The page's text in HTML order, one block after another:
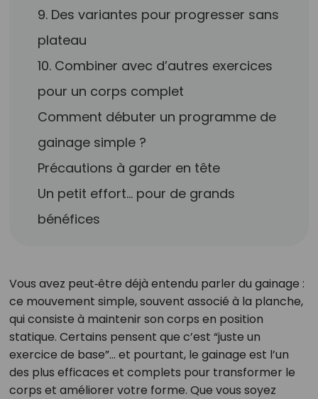
9. Des variantes pour progresser sans
plateau
10. Combiner avec d’autres exercices
pour un corps complet
Comment débuter un programme de
gainage simple ?
Précautions à garder en tête
Un petit effort… pour de grands
bénéfices
Vous avez peut‑être déjà entendu parler du gainage :
ce mouvement simple, souvent associé à la planche,
qui consiste à maintenir son corps en position
statique. Certains pensent que c’est “juste un
exercice de base”… et pourtant, le gainage est l’un
des plus efficaces et complets pour transformer le
corps et améliorer votre forme. Que vous soyez